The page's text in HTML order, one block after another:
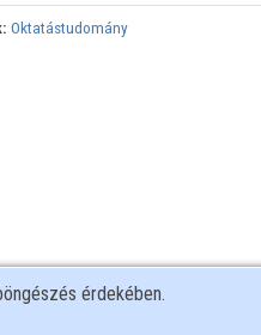
Oktatástudomány
érdekében.